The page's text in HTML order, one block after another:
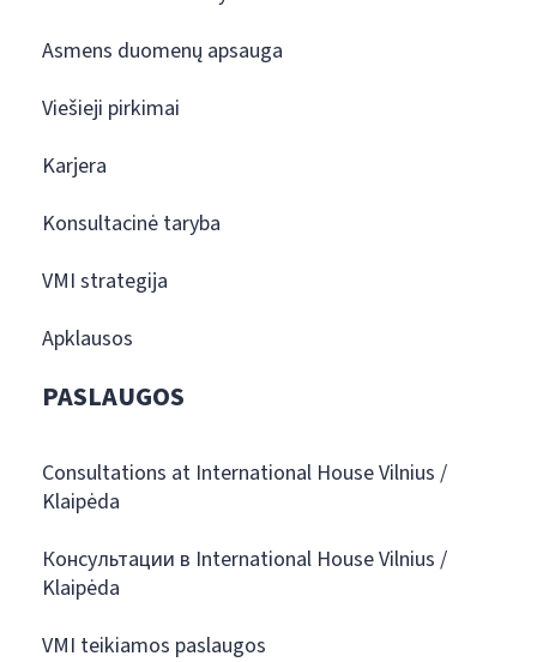
Asmens duomenų apsauga
Viešieji pirkimai
Karjera
Konsultacinė taryba
VMI strategija
Apklausos
PASLAUGOS
Consultations at International House Vilnius /
Klaipėda
Консультации в International House Vilnius /
Klaipėda
VMI teikiamos paslaugos